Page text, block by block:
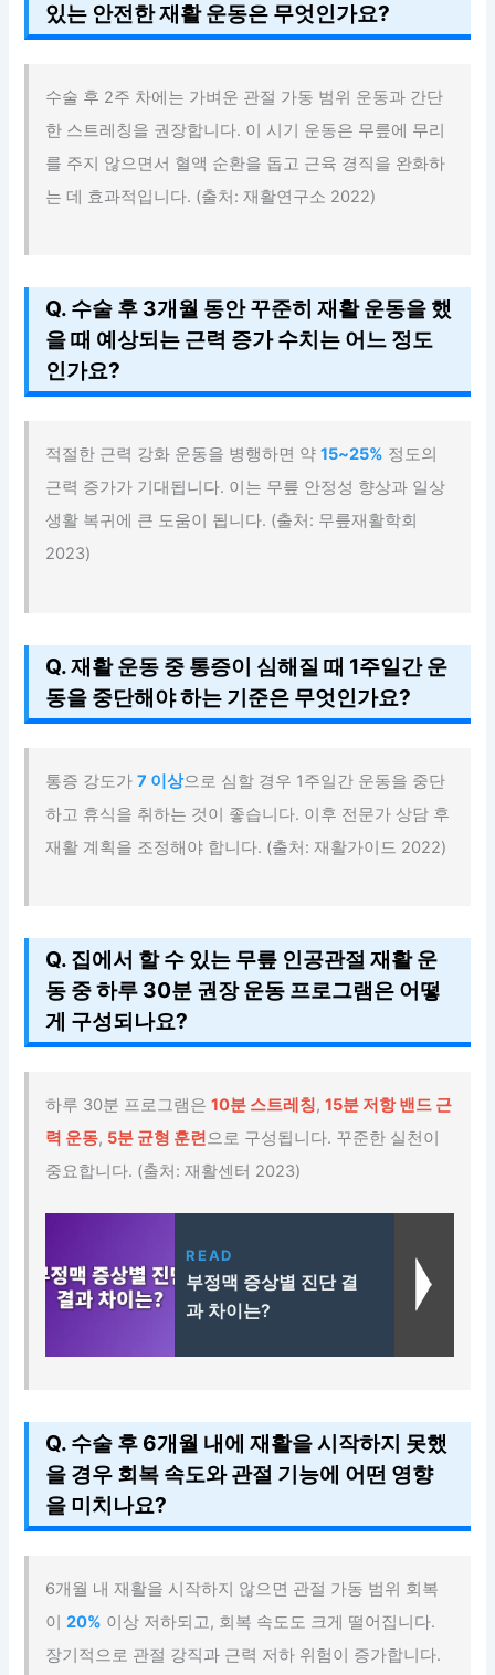
있는 안전한 재활 운동은 무엇인가요?
수술 후 2주 차에는 가벼운 관절 가동 범위 운동과 간단
한 스트레칭을 권장합니다. 이 시기 운동은 무릎에 무리
를 주지 않으면서 혈액 순환을 돕고 근육 경직을 완화하
는 데 효과적입니다. (출처: 재활연구소 2022)
Q. 수술 후 3개월 동안 꾸준히 재활 운동을 했
을 때 예상되는 근력 증가 수치는 어느 정도
인가요?
적절한 근력 강화 운동을 병행하면 약15~25% 정도의
근력 증가가 기대됩니다. 이는 무릎 안정성 향상과 일상
생활 복귀에 큰 도움이 됩니다. (출처: 무릎재활학회
2023)
Q. 재활 운동 중 통증이 심해질 때 1주일간 운
동을 중단해야 하는 기준은 무엇인가요?
통증 강도가7 이상으로 심할 경우 1주일간 운동을 중단
하고 휴식을 취하는 것이 좋습니다. 이후 전문가 상담 후
재활 계획을 조정해야 합니다. (출처: 재활가이드 2022)
Q. 집에서 할 수 있는 무릎 인공관절 재활 운
동 중 하루 30분 권장 운동 프로그램은 어떻
게 구성되나요?
하루 30분 프로그램은10분 스트레칭,15분 저항 밴드 근
력 운동, 5분 균형 훈련으로 구성됩니다. 꾸준한 실천이
중요합니다. (출처: 재활센터 2023)
READ
부정맥 증상별 진단 결
과 차이는?
Q. 수술 후 6개월 내에 재활을 시작하지 못했
을 경우 회복 속도와 관절 기능에 어떤 영향
을 미치나요?
6개월 내 재활을 시작하지 않으면 관절 가동 범위 회복
이20% 이상 저하되고, 회복 속도도 크게 떨어집니다.
장기적으로 관절 강직과 근력 저하 위험이 증가합니다.